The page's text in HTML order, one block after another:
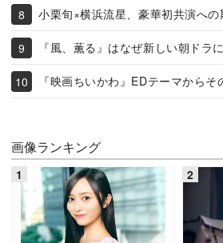
小栗旬×横浜流星、豪華初共演への
『風、薫る』はなぜ新しい朝ドラ
『映画ちいかわ』EDテーマからそ
画像ランキング